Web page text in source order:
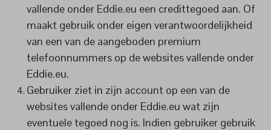
vallende onder Eddie.eu een credittegoed aan. Of
maakt gebruik onder eigen verantwoordelijkheid
van een van de aangeboden premium
telefoonnummers op de websites vallende onder
Eddie.eu.
Gebruiker ziet in zijn account op een van de
websites vallende onder Eddie.eu wat zijn
eventuele tegoed nog is. Indien gebruiker gebruik